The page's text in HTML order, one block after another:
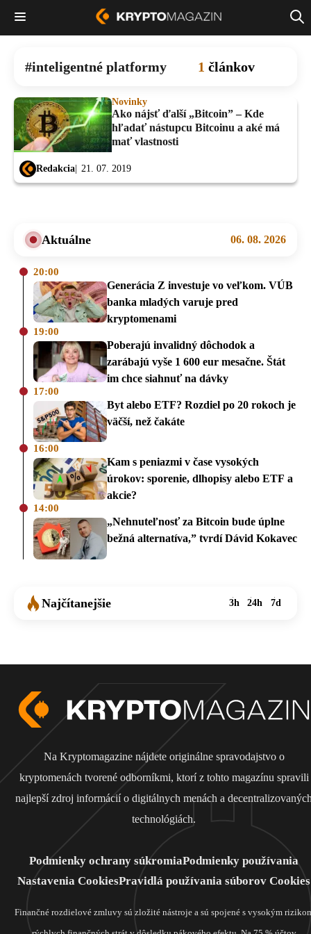
inteligentné platformy 1 článkov
Novinky
Ako nájsť ďalší „Bitcoin” – Kde
hľadať nástupcu Bitcoinu a aké má
mať vlastnosti
Redakcia 21. 07. 2019
Aktuálne 06. 08. 2026
20:00
Generácia Z investuje vo veľkom. VÚB
banka mladých varuje pred
kryptomenami
19:00
Poberajú invalidný dôchodok a
zarábajú vyše 1 600 eur mesačne. Štát
im chce siahnuť na dávky
17:00
Byt alebo ETF? Rozdiel po 20 rokoch je
väčší, než čakáte
16:00
Kam s peniazmi v čase vysokých
úrokov: sporenie, dlhopisy alebo ETF a
akcie?
14:00
„Nehnuteľnosť za Bitcoin bude úplne
bežná alternatíva,” tvrdí Dávid Kokavec
Najčítanejšie 3h 24h 7d
Na Kryptomagazine nájdete originálne spravodajstvo o
kryptomenách tvorené odborníkmi, ktorí z tohto magazínu spravili
najlepší zdroj informácií o digitálnych menách a
technológiách.
Podmienky ochrany súkromiaPodmienky používania
Nastavenia CookiesPravidlá používania súborov Cookies
Finančné rozdielové zmluvy sú zložité nástroje a sú spojené s vysokým